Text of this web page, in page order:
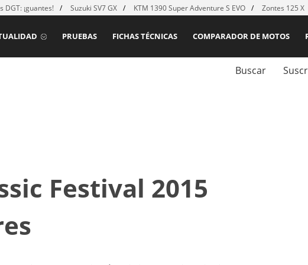
DGT: ¡guantes! Suzuki SV7 GX KTM 1390 Super Adventure S EVO Zontes 125 X
COMPARADOR DE MOTOS
FICHAS TÉCNICAS
PRUEBAS
Buscar
Festival 2015